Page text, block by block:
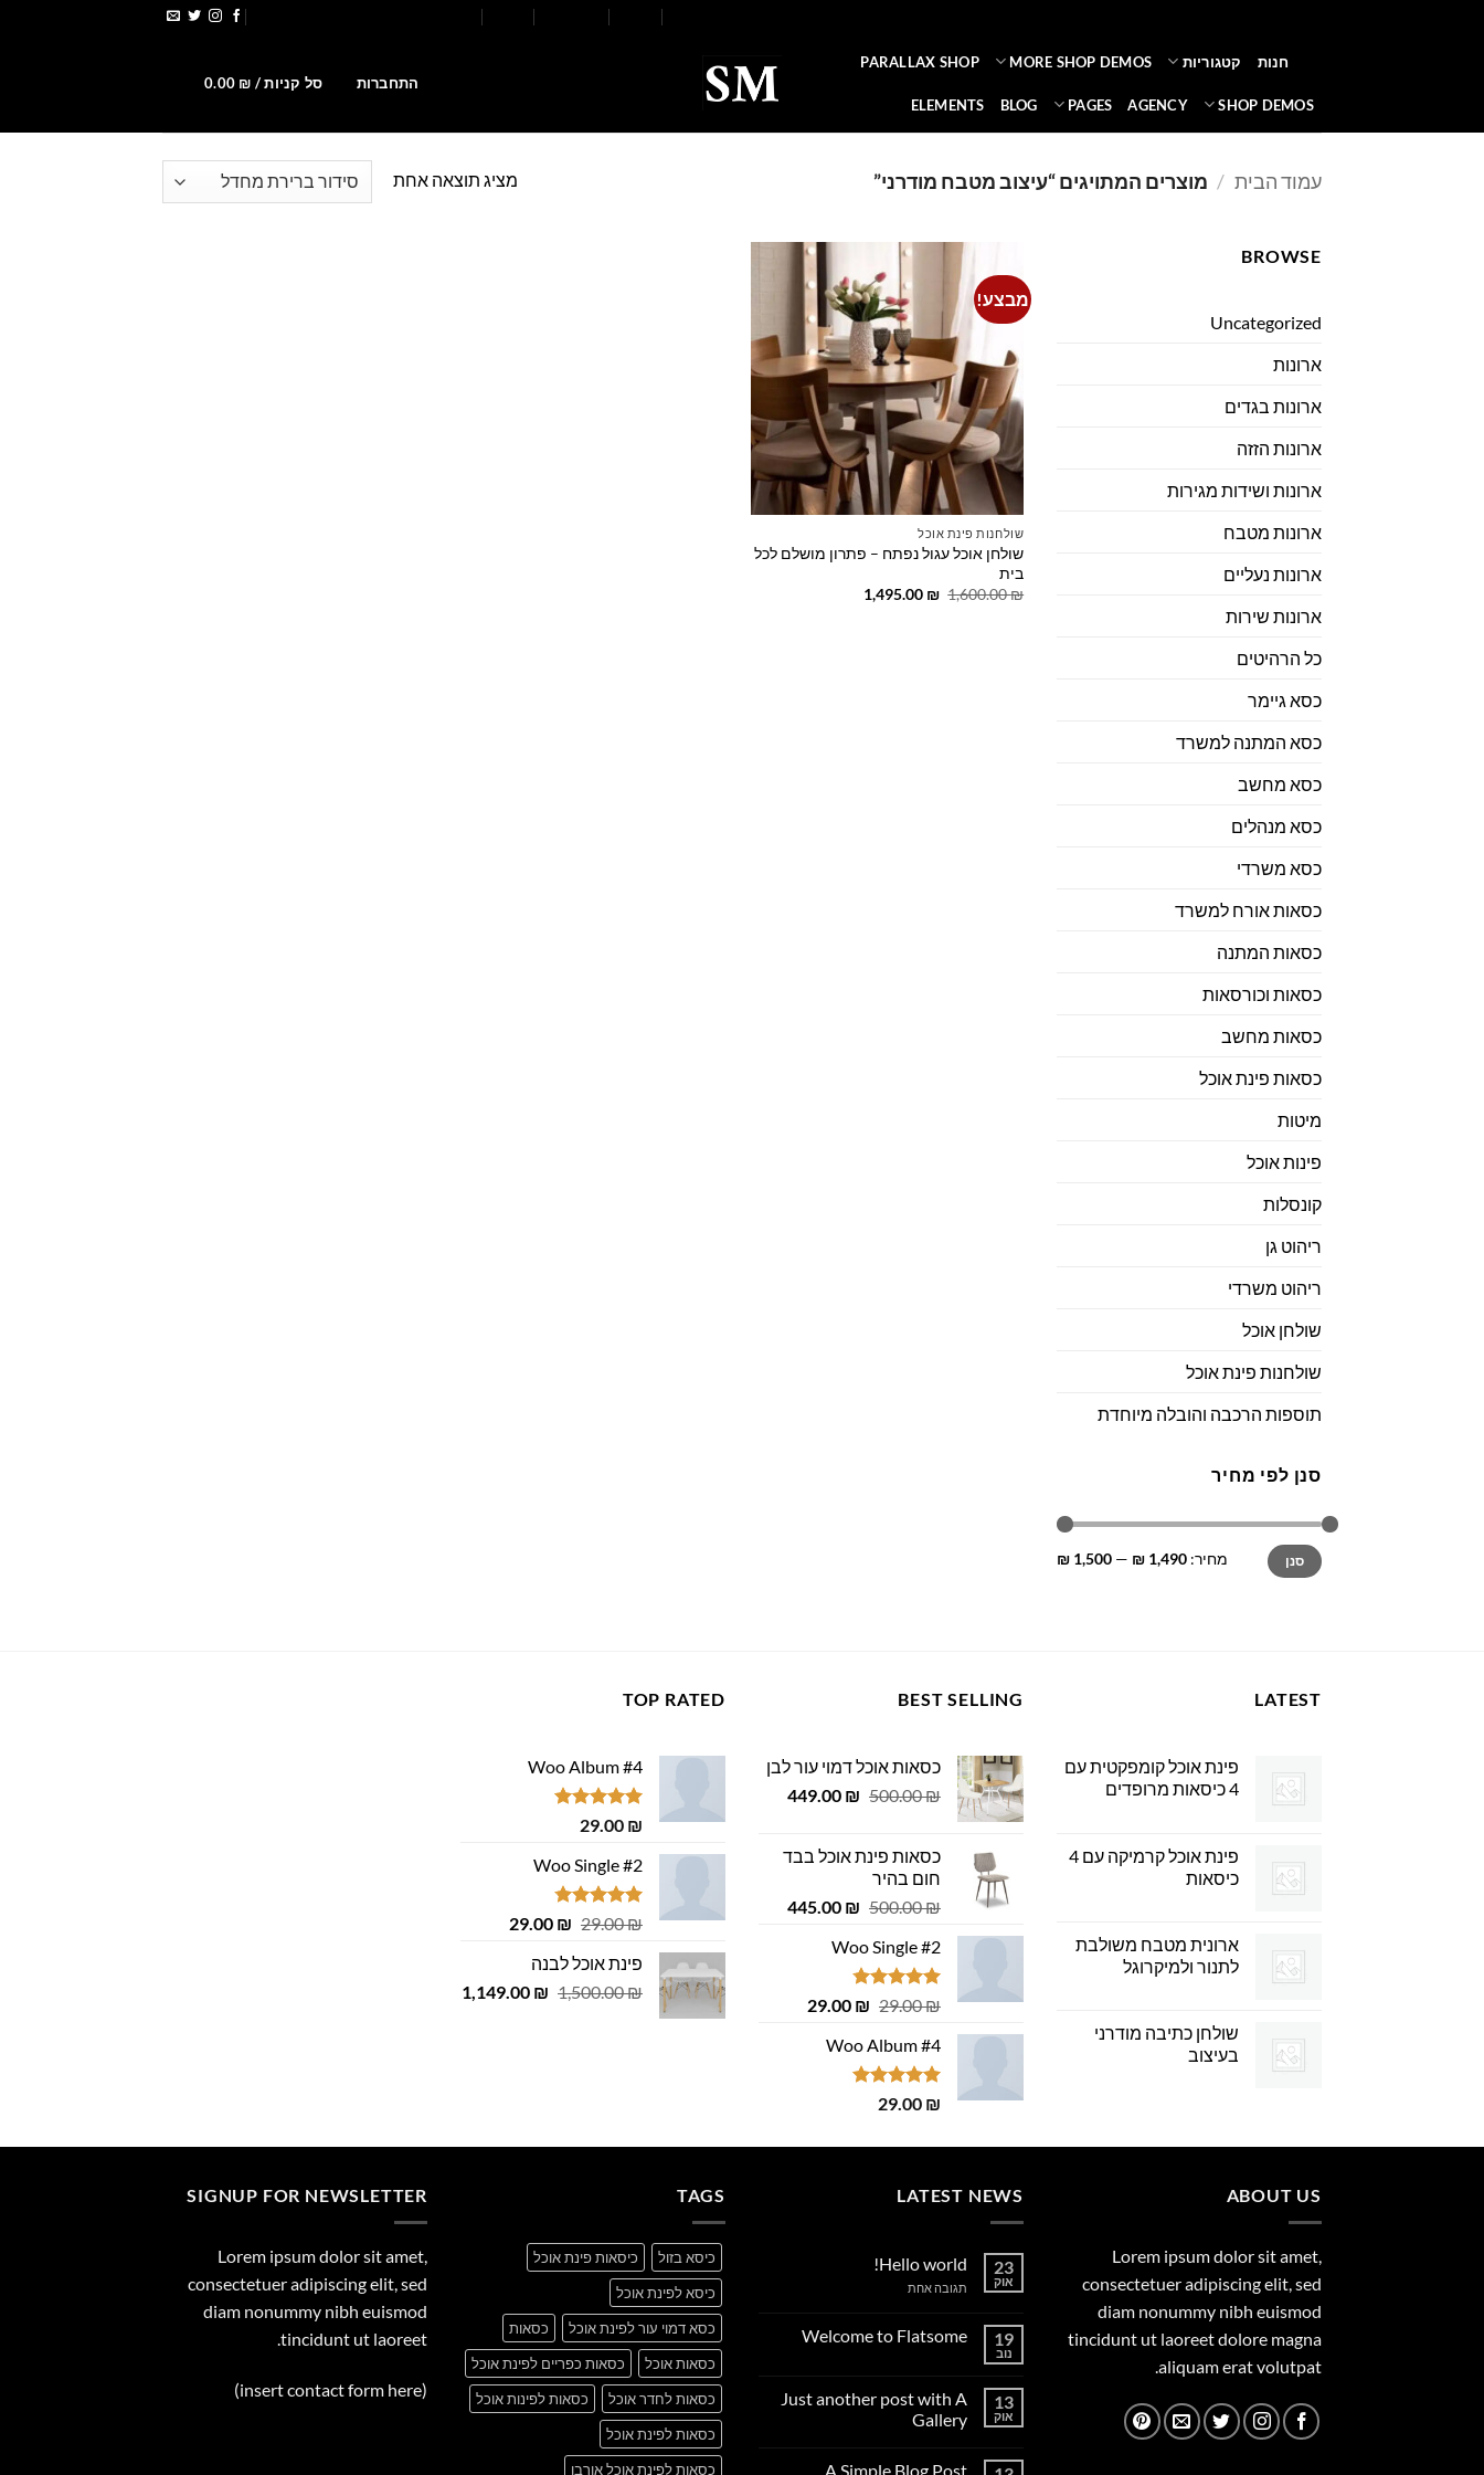
חנות קטגוריות MORE SHOP DEMOS
PARALLAX SHOP
SHOP DEMOS
AGENCY
PAGES
BLOG
ELEMENTS
התחברות סל קניות / 0.00 ₪
עמוד הבית / מוצרים המתויגים “עיצוב מטבח מודרני” מציג תוצאה אחת
BROWSE
Uncategorized
ארונות
ארונות בגדים
ארונות הזזה
ארונות ושידות מגירות
ארונות מטבח
ארונות נעליים
ארונות שירות
כל הרהיטים
כסא גיימר
כסא המתנה למשרד
כסא מחשב
כסא מנהלים
כסא משרדי
כסאות אורח למשרד
כסאות המתנה
כסאות וכורסאות
כסאות מחשב
כסאות פינת אוכל
מיטות
פינות אוכל
קונסלות
ריהוט גן
ריהוט משרדי
שולחן אוכל
שולחנות פינת אוכל
תוספות הרכבה והובלה מיוחדת
סנן לפי מחיר
מחיר
מינימלי
מחיר
מקסימלי
סנן מחיר: 1,490 ₪
—
1,500 ₪
מבצע!
שולחנות פינת אוכל
שולחן אוכל עגול נפתח – פתרון מושלם לכל
בית
1,600.00₪
המחיר
1,495.00 ₪
LATEST
פינת אוכל קומפקטית עם
4 כיסאות מרופדים
פינת אוכל קרמיקה עם 4
כיסאות
ארונית מטבח משולבת
לתנור ולמיקרוגל
שולחן כתיבה מודרני
בעיצוב
BEST SELLING
כסאות אוכל דמוי עור לבן
500.00₪
המחיר
500.00 ₪.
449.00 ₪
המחיר
449.00 ₪.כסאות פינת אוכל בבד
חום בהיר
500.00₪
המחיר
היה:
500.00 ₪.
445.00 ₪
המחיר
Woo Single #2
דורג4.75
29.00₪
המחיר
היה:
29.00 ₪.
29.00 ₪
המחיר
Woo Album #4
דורג5.00
29.00 ₪
TOP RATED
Woo Album #4
דורג5.00
29.00 ₪
Woo Single #2
דורג4.75
29.00₪
המחיר
היה:
29.00 ₪.
29.00 ₪
המחיר
29.00 ₪.
פינת אוכל לבנה
1,500.00₪
המחיר
1,149.00 ₪
המחיר
ABOUT US
Lorem ipsum dolor sit amet,
consectetuer adipiscing elit, sed
diam nonummy nibh euismod
tincidunt ut laoreet dolore magna
aliquam erat volutpat.
LATEST NEWS
23
אוק
Hello world!
תגובה אחתעל
19
נוב
Welcome to Flatsome
Welcome
to
Flatsome
13
אוק
Just another post with A
Gallery
על
A Simple Blog Post
TAGS
כיסא בזול
כיסאות פינת אוכל
כיסא לפינת אוכל
כסא דמוי עור לפינת אוכל
כסאות
כסאות אוכל
כסאות כפריים לפינת אוכל
כסאות לחדר אוכל
כסאות לפינות אוכל
כסאות לפינת אוכל
כסאות לפינת אוכל אורבן
SIGNUP FOR NEWSLETTER
Lorem ipsum dolor sit amet,
consectetuer adipiscing elit, sed
diam nonummy nibh euismod
tincidunt ut laoreet.
(insert contact form here)